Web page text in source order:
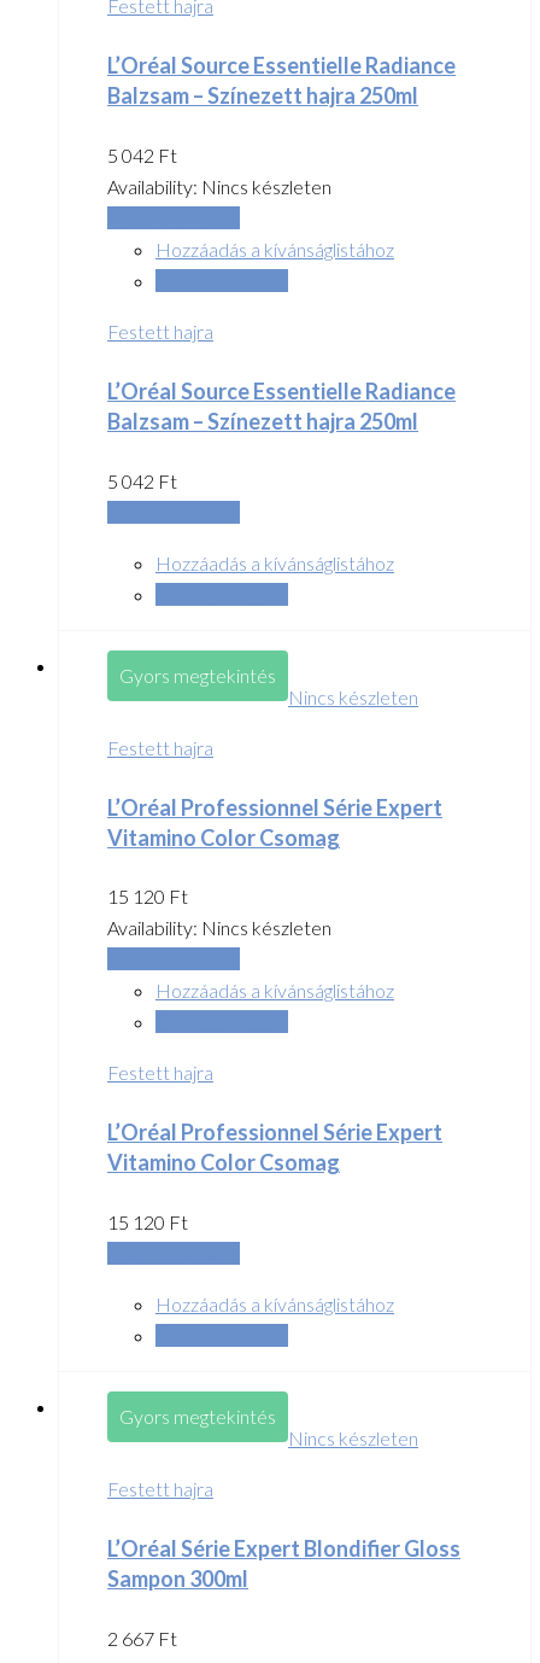
Festett hajra
L’Oréal Source Essentielle Radiance
Balzsam – Színezett hajra 250ml
5 042 Ft
Availability: Nincs készleten
Hozzáadás a kívánságlistához
Festett hajra
L’Oréal Source Essentielle Radiance
Balzsam – Színezett hajra 250ml
5 042 Ft
Hozzáadás a kívánságlistához
Gyors megtekintés
Nincs készleten
Festett hajra
L’Oréal Professionnel Série Expert
Vitamino Color Csomag
15 120 Ft
Availability: Nincs készleten
Hozzáadás a kívánságlistához
Festett hajra
L’Oréal Professionnel Série Expert
Vitamino Color Csomag
15 120 Ft
Hozzáadás a kívánságlistához
Gyors megtekintés
Nincs készleten
Festett hajra
L’Oréal Série Expert Blondifier Gloss
Sampon 300ml
2 667 Ft